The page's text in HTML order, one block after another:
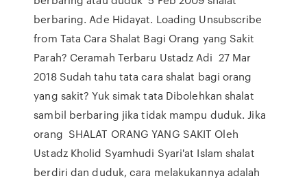
berbaring. Ade Hidayat. Loading Unsubscribe
from Tata Cara Shalat Bagi Orang yang Sakit
Parah? Ceramah Terbaru Ustadz Adi 27 Mar
2018 Sudah tahu tata cara shalat bagi orang
yang sakit? Yuk simak tata Dibolehkan shalat
sambil berbaring jika tidak mampu duduk. Jika
orang SHALAT ORANG YANG SAKIT Oleh
Ustadz Kholid Syamhudi Syari'at Islam shalat
berdiri dan duduk, cara melakukannya adalah